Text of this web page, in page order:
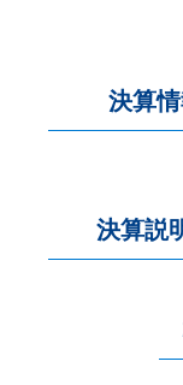
決算
決算説